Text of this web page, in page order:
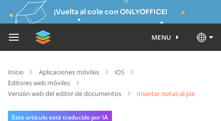
¡Vuelta al cole con ONLYOFFICE!
MENU
Inicio Aplicaciones móviles
iOS
Editores web móviles
Versión web del editor de documentos
Insertar notas al pie
Este artículo está traducido por IA